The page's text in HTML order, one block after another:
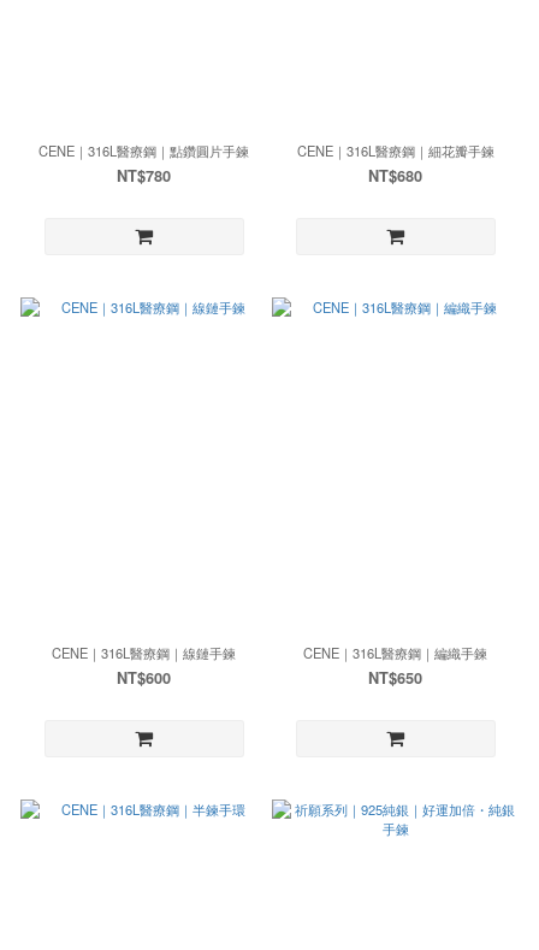
CENE｜316L醫療鋼｜點鑽圓片手鍊
NT$780
CENE｜316L醫療鋼｜細花瓣手鍊
NT$680
CENE｜316L醫療鋼｜線鏈手鍊
NT$600
CENE｜316L醫療鋼｜編織手鍊
NT$650